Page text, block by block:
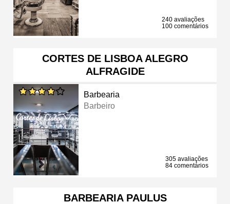
240 avaliações
100 comentários
CORTES DE LISBOA ALEGRO
ALFRAGIDE
Barbearia
Barbeiro
305 avaliações
84 comentários
BARBEARIA PAULUS